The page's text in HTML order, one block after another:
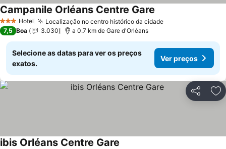
3 EstrelasHotel Localização no centro histórico da cidade
Campanile Orléans Centre Gare
7,5 Boa 3.030 a 0.7 km de Gare d'Orléans
Selecione as datas para ver os preços
exatos.
Ver preços
Partilhar
ibis Orléans Centre Gare